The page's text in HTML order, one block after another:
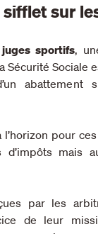
sur
sportifs,
Sécurité Sociale
abattement
pour
d’impôts mais
par les
de leur